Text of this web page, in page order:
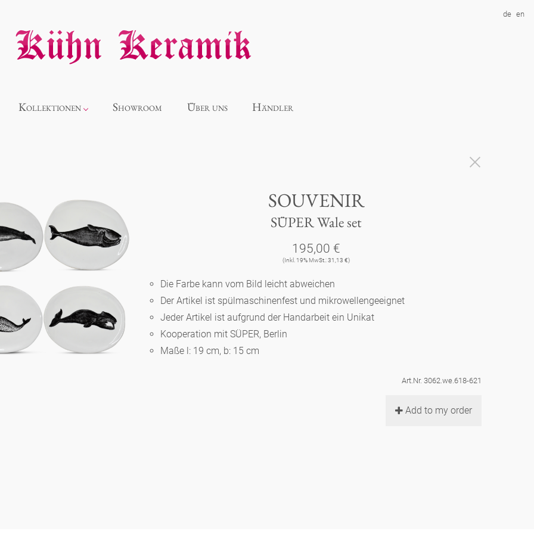
de en
Kollektionen
Panthéon
Souvenir
Berlin
Slumberland
Showroom Über uns Händler
SOUVENIR
SÜPER Wale set
195,00 €
(Inkl. 19% MwSt.: 31,13 €)
Die Farbe kann vom Bild leicht abweichen
Der Artikel ist spülmaschinenfest und mikrowellengeeignet
Jeder Artikel ist aufgrund der Handarbeit ein Unikat
Kooperation mit SÜPER, Berlin
Maße l: 19 cm, b: 15 cm
Art.Nr. 3062.we.618-621
Add to my order